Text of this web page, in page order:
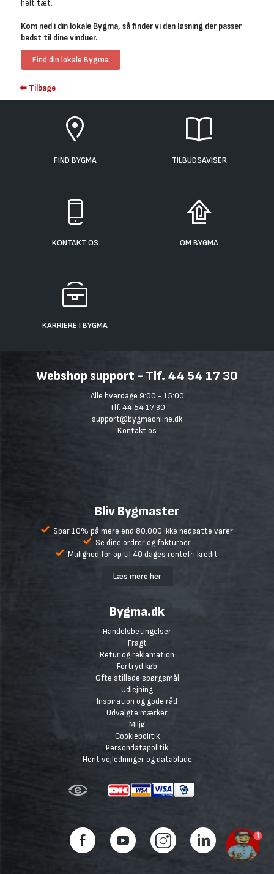
helt tæt.
Kom ned i din lokale Bygma, så finder vi den løsning der passer
bedst til dine vinduer.
Find din lokale Bygma
⬅ Tilbage
FIND BYGMA TILBUDSAVISER
KONTAKT OS OM BYGMA
KARRIERE I BYGMA
Webshop support - Tlf. 44 54 17 30
Alle hverdage 9:00 - 15:00
Tlf. 44 54 17 30
support@bygmaonline.dk
Kontakt os
Bliv Bygmaster
Spar 10% på mere end 80.000 ikke nedsatte varer
Se dine ordrer og fakturaer
Mulighed for op til 40 dages rentefri kredit
Læs mere her
Bygma.dk
Handelsbetingelser
Fragt
Retur og reklamation
Fortryd køb
Ofte stillede spørgsmål
Udlejning
Inspiration og gode råd
Udvalgte mærker
Miljø
Cookiepolitik
Persondatapolitik
Hent vejledninger og datablade
1